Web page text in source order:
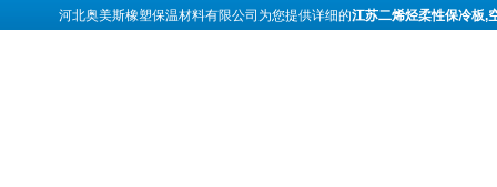
河北奥美斯橡塑保温材料有限公司为您提供详细的江苏二烯烃柔性保冷板,